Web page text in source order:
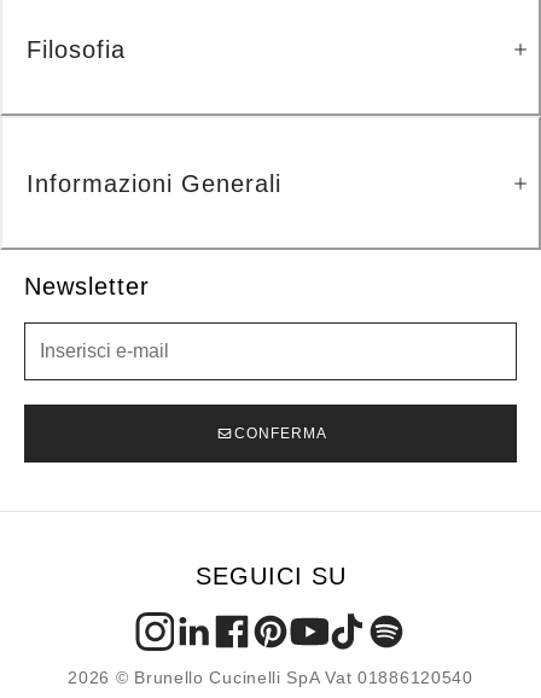
Newsletter
CONFERMA
Filosofia
Informazioni Generali
SEGUICI SU
2026 © Brunello Cucinelli SpA Vat 01886120540